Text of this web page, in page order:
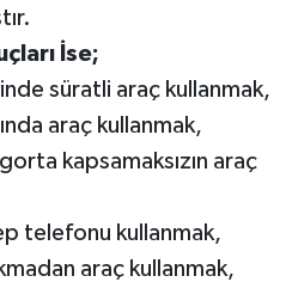
İse;
süratli araç kullanmak,
araç kullanmak,
kapsamaksızın araç
telefonu kullanmak,
araç kullanmak,